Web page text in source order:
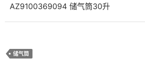
AZ9100369094 储气筒30升
储气筒